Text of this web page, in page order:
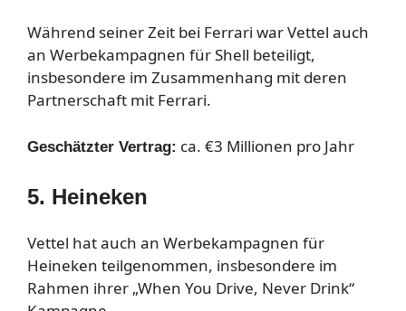
Während seiner Zeit bei Ferrari war Vettel auch
an Werbekampagnen für Shell beteiligt,
insbesondere im Zusammenhang mit deren
Partnerschaft mit Ferrari.
Geschätzter Vertrag: ca. €3 Millionen pro Jahr
5. Heineken
Vettel hat auch an Werbekampagnen für
Heineken teilgenommen, insbesondere im
Rahmen ihrer „When You Drive, Never Drink“